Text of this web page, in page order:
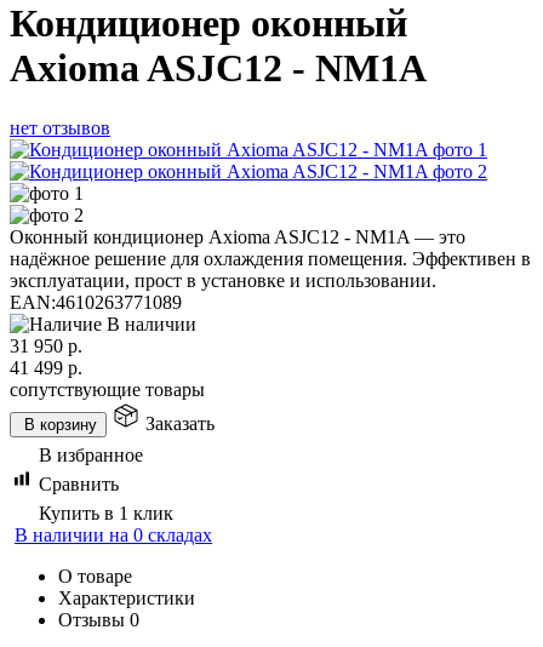
Кондиционер оконный
Axioma ASJC12 - NM1A
нет отзывов
Оконный кондиционер Axioma ASJC12 - NM1A — это
надёжное решение для охлаждения помещения. Эффективен в
эксплуатации, прост в установке и использовании.
EAN:4610263771089
В наличии
31 950 р.
41 499 р.
сопутствующие товары
В корзину
Заказать
В избранное
Сравнить
Купить в 1 клик
В наличии на 0 складах
О товаре
Характеристики
Отзывы 0